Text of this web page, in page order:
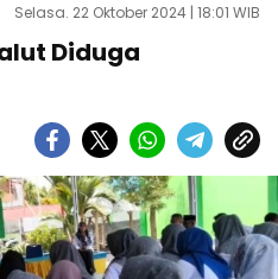
Selasa. 22 Oktober 2024 | 18:01 WIB
Diduga